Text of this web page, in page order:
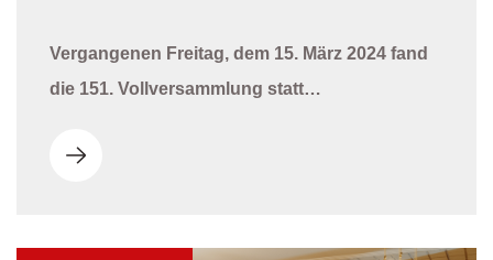
Vergangenen Freitag, dem 15. März 2024 fand
die 151. Vollversammlung statt…